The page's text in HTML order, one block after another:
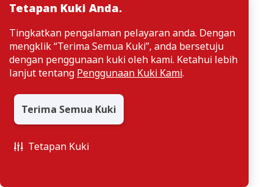
Tetapan Kuki Anda.
Tingkatkan pengalaman pelayaran anda. Dengan
mengklik “Terima Semua Kuki”, anda bersetuju
dengan penggunaan kuki oleh kami. Ketahui lebih
lanjut tentang Penggunaan Kuki Kami.
Terima Semua Kuki
Tetapan Kuki